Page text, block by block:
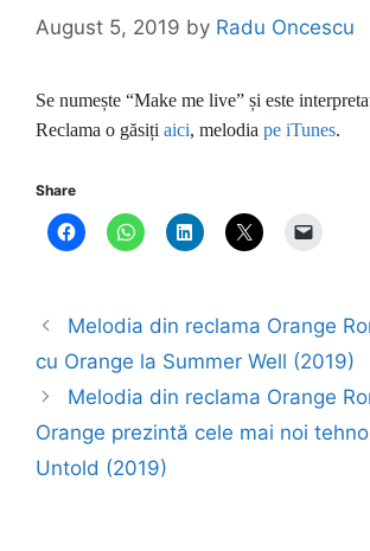
August 5, 2019 by Radu Oncescu
Se numește “Make me live” și este
Reclama o găsiți aici, melodia pe iTunes.
Share
Melodia din reclama Orange
cu Orange la Summer Well (2019)
Melodia din reclama Orange
Orange prezintă cele mai noi
Untold (2019)